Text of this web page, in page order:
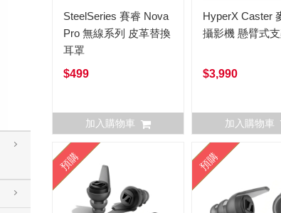
SteelSeries 賽睿 Nova
Pro 無線系列 皮革替換
耳罩
$499
加入購物車
HyperX Caster
攝影機 懸臂式
$3,990
加入購物車
預購 預購